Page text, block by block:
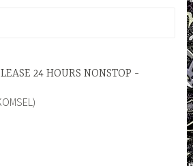
24 HOURS NONSTOP